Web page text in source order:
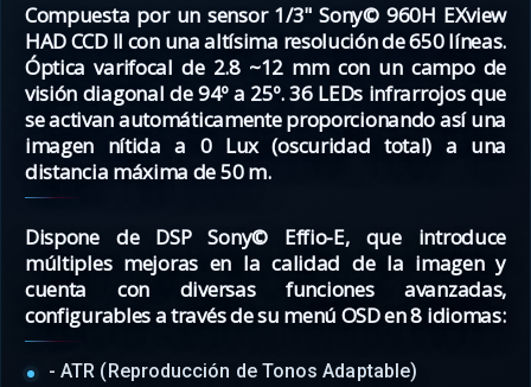
Compuesta por un sensor 1/3" Sony© 960H EXview
HAD CCD II con una altísima resolución de 650 líneas.
Óptica varifocal de 2.8 ~12 mm con un campo de
visión diagonal de 94º a 25º. 36 LEDs infrarrojos que
se activan automáticamente proporcionando así una
imagen nítida a 0 Lux (oscuridad total) a una
distancia máxima de 50 m.
Dispone de DSP Sony© Effio-E, que introduce
múltiples mejoras en la calidad de la imagen y
cuenta con diversas funciones avanzadas,
configurables a través de su menú OSD en 8 idiomas:
- ATR (Reproducción de Tonos Adaptable)